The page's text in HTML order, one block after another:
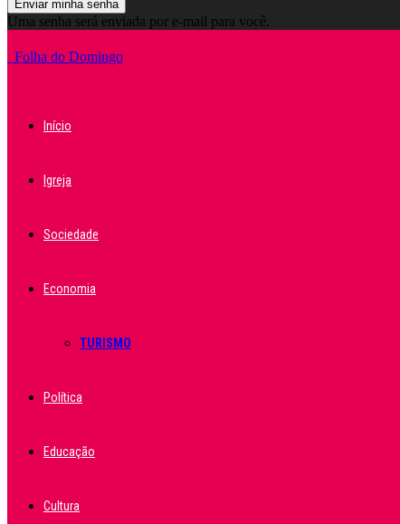
Uma senha será enviada por e-mail para você.
Folha do Domingo
Início
Igreja
Sociedade
Economia
TURISMO
Política
Educação
Cultura